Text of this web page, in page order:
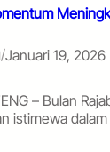
/Januari 19, 2026
– Bulan
istimewa